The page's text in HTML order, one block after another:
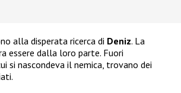
alla disperata ricerca di Deniz. La
essere dalla loro parte. Fuori
si nascondeva il nemica, trovano dei